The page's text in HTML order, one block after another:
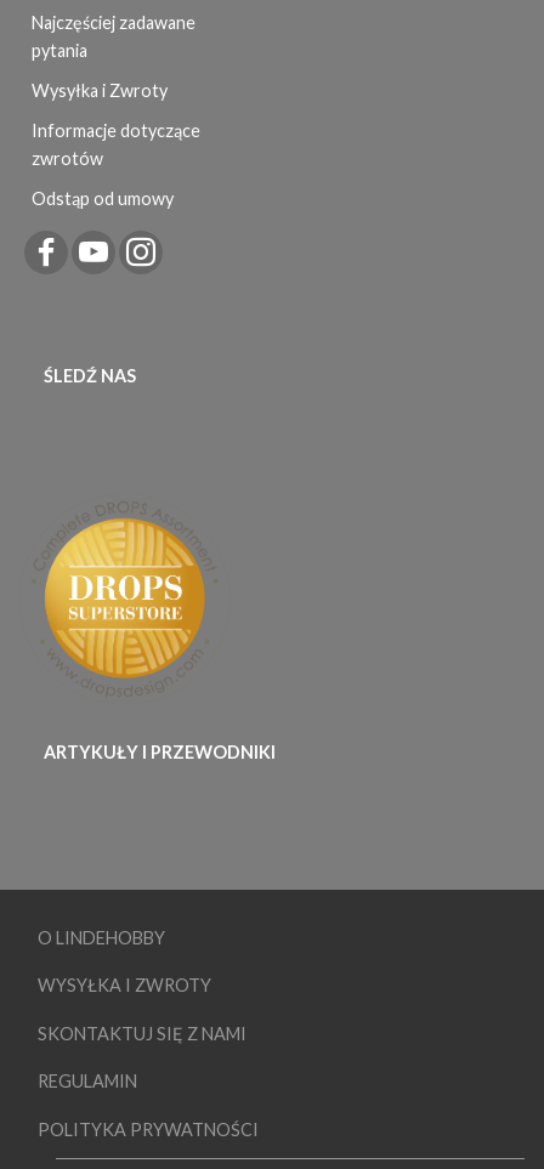
Najczęściej zadawane
pytania
Wysyłka i Zwroty
Informacje dotyczące
zwrotów
Odstąp od umowy
ŚLEDŹ NAS
ARTYKUŁY I PRZEWODNIKI
O LINDEHOBBY
WYSYŁKA I ZWROTY
SKONTAKTUJ SIĘ Z NAMI
REGULAMIN
POLITYKA PRYWATNOŚCI